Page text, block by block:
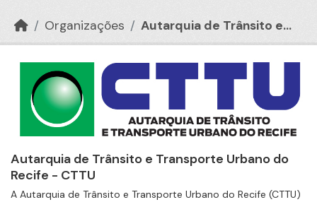
Organizações Autarquia de Trânsito e...
Autarquia de Trânsito e Transporte Urbano do
Recife - CTTU
A Autarquia de Trânsito e Transporte Urbano do Recife (CTTU)